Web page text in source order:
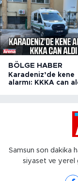
BÖLGE HABER
Karadeniz’de kene
alarmı: KKKA can
Samsun son dakika
siyaset ve yerel